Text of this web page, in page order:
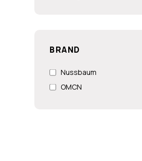
BRAND
Nussbaum
OMCN